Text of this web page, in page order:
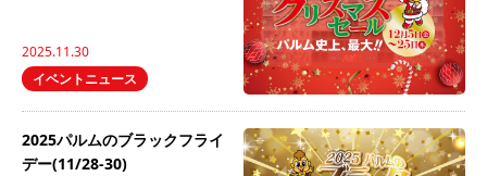
2025.11.30
イベントニュース
2025パルムのブラックフライ
デー(11/28-30)